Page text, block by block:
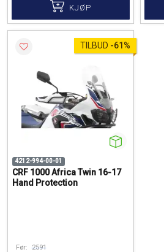
KJØP
TILBUD -61%
4212-994-00-01
CRF 1000 Africa Twin 16-17
Hand Protection
Før: 2591